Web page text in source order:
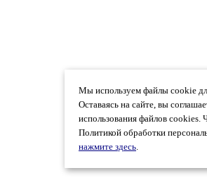
Мы используем файлы cookie
Оставаясь на сайте, вы
использования файлов cookies.
Политикой обработки
нажмите здесь.